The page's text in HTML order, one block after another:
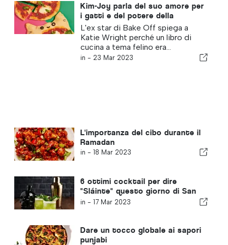
Kim-Joy parla del suo amore per
i gatti e del potere della
pasticceria per la salute
mentale
L'ex star di Bake Off spiega a
Katie Wright perché un libro di
cucina a tema felino era...
in - 23 Mar 2023
L'importanza del cibo durante il
Ramadan
in - 18 Mar 2023
6 ottimi cocktail per dire
"Sláinte" questo giorno di San
Patrizio
in - 17 Mar 2023
Dare un tocco globale ai sapori
punjabi